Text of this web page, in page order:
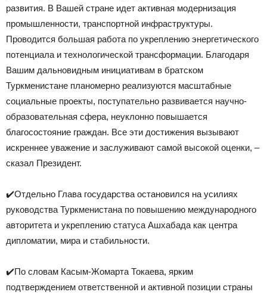
развития. В Вашей стране идет активная модернизация
промышленности, транспортной инфраструктуры.
Проводится большая работа по укреплению энергетического
потенциала и технологической трансформации. Благодаря
Вашим дальновидным инициативам в братском
Туркменистане планомерно реализуются масштабные
социальные проекты, поступательно развивается научно-
образовательная сфера, неуклонно повышается
благосостояние граждан. Все эти достижения вызывают
искреннее уважение и заслуживают самой высокой оценки, –
сказал Президент.
✔️Отдельно Глава государства остановился на усилиях
руководства Туркменистана по повышению международного
авторитета и укреплению статуса Ашхабада как центра
дипломатии, мира и стабильности.
✔️По словам Касым-Жомарта Токаева, ярким
подтверждением ответственной и активной позиции страны